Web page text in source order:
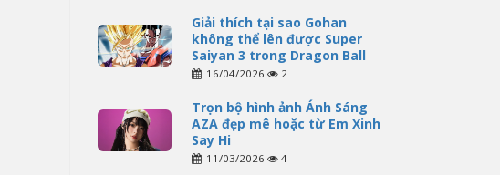
Giải thích tại sao Gohan
không thể lên được Super
Saiyan 3 trong Dragon Ball
16/04/2026 2
Trọn bộ hình ảnh Ánh Sáng
AZA đẹp mê hoặc từ Em Xinh
Say Hi
11/03/2026 4